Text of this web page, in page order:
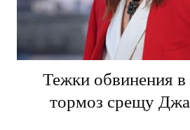
Тежки обвинения в
тормоз срещу